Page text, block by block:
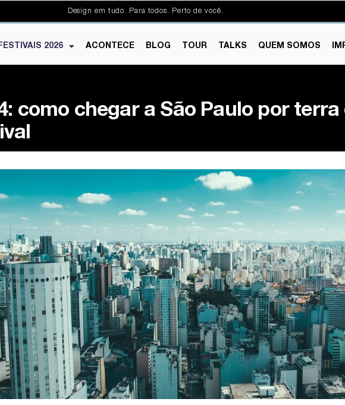
Design em tudo. Para todos. Perto de você.
2026 ACONTECE BLOG TOUR TALKS QUEM SOMOS
como chegar a São Paulo por terra